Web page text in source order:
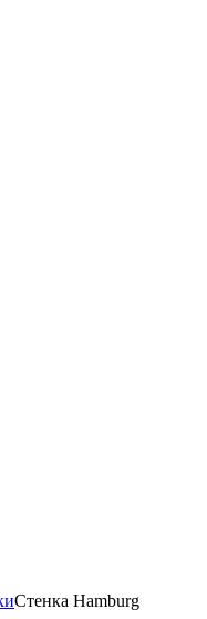
Стенка Hamburg